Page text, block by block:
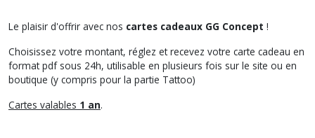
Le plaisir d'offrir avec nos cartes cadeaux GG Concept !
Choisissez votre montant, réglez et recevez votre carte cadeau en
format pdf sous 24h, utilisable en plusieurs fois sur le site ou en
boutique (y compris pour la partie Tattoo)
Cartes valables 1 an.